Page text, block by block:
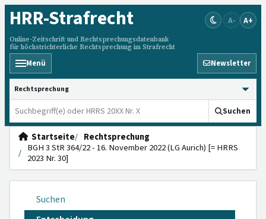
HRR-Strafrecht
Online-Zeitschrift und Rechtsprechungsdatenbank
für höchstrichterliche Rechtsprechung im Strafrecht
A- A+
Menü Newsletter
HRRS durchsuchen
Suchen
Startseite
Rechtsprechung
BGH 3 StR 364/22 - 16. November 2022 (LG Aurich) [= HRRS
2023 Nr. 30]
Suchen